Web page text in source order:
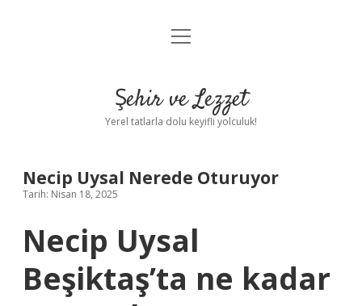
Anasayfa
Yasal Uyarı
menüyü
Şehir ve Lezzet
Yerel tatlarla dolu keyifli yolculuk!
Necip Uysal Nerede Oturuyor
Tarih: Nisan 18, 2025
Necip Uysal
Beşiktaş’ta ne kadar